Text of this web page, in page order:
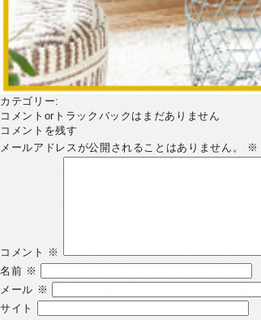
カテゴリー:
コメントorトラックバックはまだありません
コメントを残す
メールアドレスが公開されることはありません。
※
コメント
※
名前 ※
メール ※
サイト